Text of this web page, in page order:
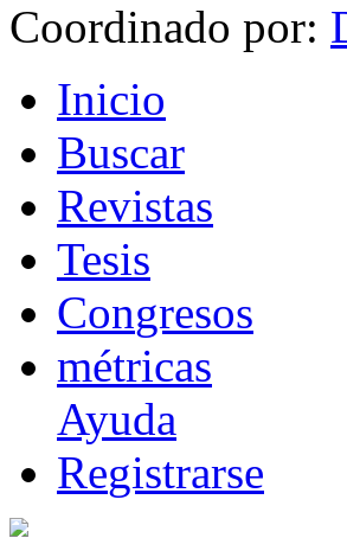
Coordinado por:
Inicio
Buscar
Revistas
Tesis
Congresos
métricas
Ayuda
Registrarse